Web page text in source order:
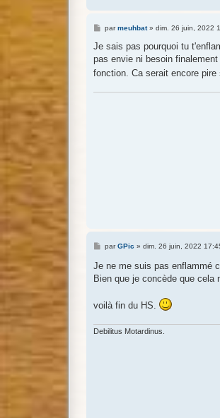
M
s
a
e
parmeuhbat» dim. 26 juin, 2022
Je sais pas pourquoi tu
pas envie ni besoin
fonction. Ca serait encore
M
s
a
parGPic » dim. 26 juin, 2022
Je ne me suis pas enflammé
Bien que je concède que cela
voilà fin du HS.
Debilitus Motardinus.